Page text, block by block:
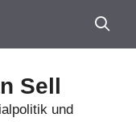
Sell
und